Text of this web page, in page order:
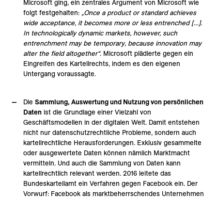
Microsoft ging, ein zentrales Argument von Microsoft wie
folgt festgehalten: „Once a product or standard achieves
wide acceptance, it becomes more or less entrenched […].
In technologically dynamic markets, however, such
entrenchment may be temporary, because innovation may
alter the field altogether“. Microsoft plädierte gegen ein
Eingreifen des Kartellrechts, indem es den eigenen
Untergang voraussagte.
Die Sammlung, Auswertung und Nutzung von persönlichen
Daten ist die Grundlage einer Vielzahl von
Geschäftsmodellen in der digitalen Welt. Damit entstehen
nicht nur datenschutzrechtliche Probleme, sondern auch
kartellrechtliche Herausforderungen. Exklusiv gesammelte
oder ausgewertete Daten können nämlich Marktmacht
vermitteln. Und auch die Sammlung von Daten kann
kartellrechtlich relevant werden. 2016 leitete das
Bundeskartellamt ein Verfahren gegen Facebook ein. Der
Vorwurf: Facebook als marktbeherrschendes Unternehmen